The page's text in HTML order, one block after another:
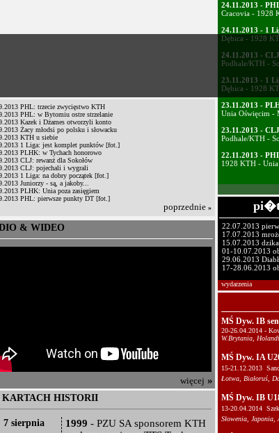
PHL: trzecie zwycięstwo KTH
PHL: w Bytomiu ostre strzelanie
Kazek i Dżames otworzyli konto
Żacy młodsi po polsku i słowacku
KTH u siebie
1 Liga: jest komplet punktów [fot.]
PLHK: w Tychach honorowo
CLJ: rewanż dla Sokołów
CLJ: pojechali i wygrali
1 Liga: na dobry początek [fot.]
Juniorzy - są, a jakoby...
PLHK: Unia poza zasięgiem
PHL: pierwsze punkty DT [fot.]
poprzednie »
& WIDEO
więcej »
KARTACH HISTORII
7 sierpnia 1999 - PZU SA sponsorem KTH
24.11.2013 -
Cracovia - 1928
24.11.2013 - 1
Dębica - 1928
24.11.2013 - CLJ
Podhale/KTH -
23.11.2013 - 1
Dębica - 1928
23.11.2013 -
Unia Oświęcim -
23.11.2013 - CLJ
Podhale/KTH -
22.11.2013 -
1928 KTH -
22.07.2013
17.07.2013
15.07.2013
01-10.07.2013
29.06.2013
17-28.06.2013
wydarzenia
MŚ Dyw. IB
20-26.04.2014 -
W.Brytania,
MŚ Dyw. IA
15-21.12.2013 
Łotwa, Białoruś,
MŚ Dyw. IB
13-20.04.2014 
Słowenia,